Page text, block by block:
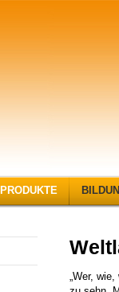
PRODUKTE
„Wer,